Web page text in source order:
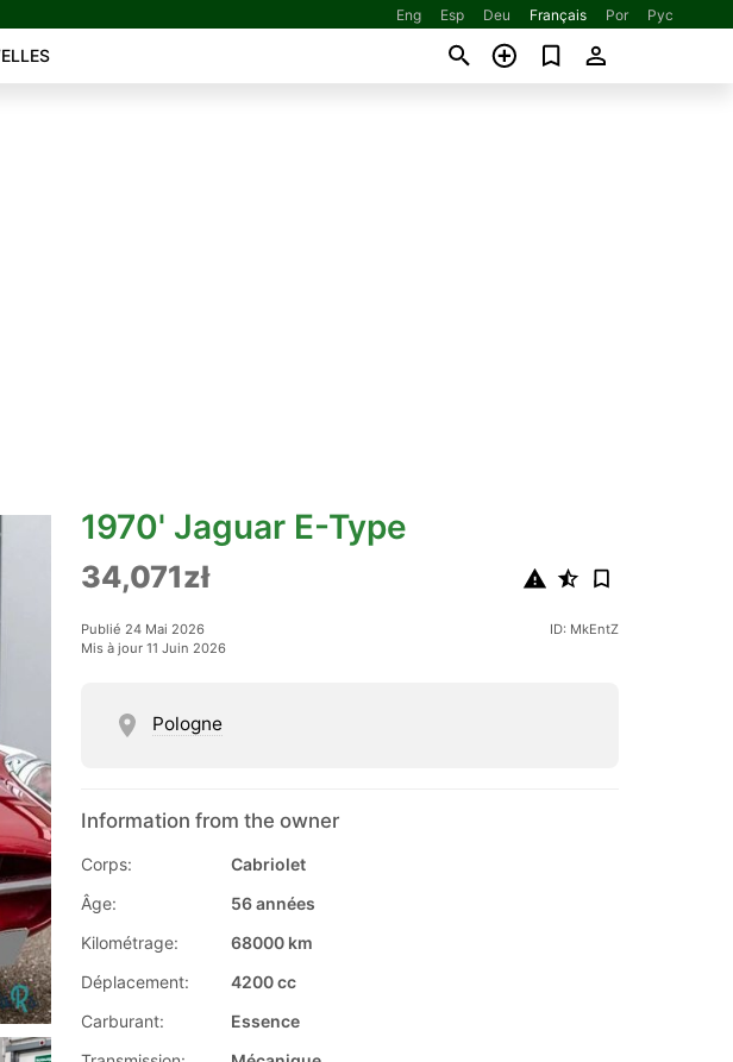
Eng Esp Deu Français Por Рус
1970' Jaguar E-Type
34,071zł
Publié 24 Mai 2026
Mis à jour 11 Juin 2026
ID: MkEntZ
Pologne
Information from the owner
Corps:
Cabriolet
Âge:
56 années
Kilométrage:
68000 km
Déplacement:
4200 cc
Carburant:
Essence